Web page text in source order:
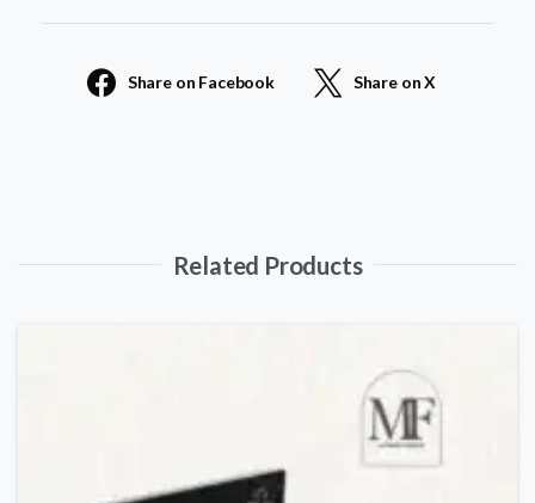
Share on Facebook Share on X
Related Products